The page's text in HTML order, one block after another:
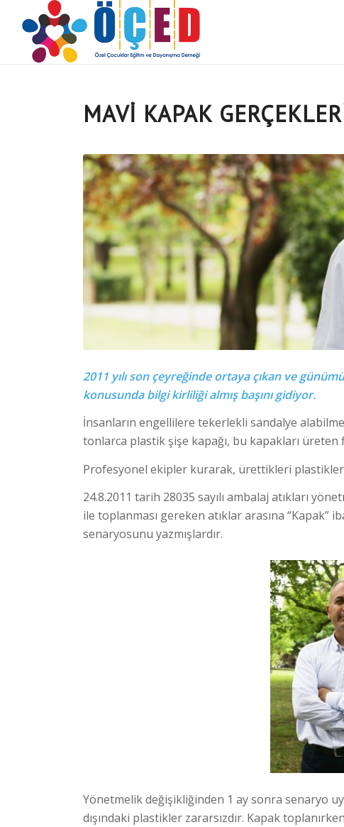
MAVİ KAPAK
2011 yılı son çeyreğinde ortaya çıkan ve
konusunda bilgi kirliliği almış başını gidiyor.
İnsanların engellilere tekerlekli sandalye
tonlarca plastik şişe kapağı, bu kapakları
Profesyonel ekipler kurarak, ürettikleri
24.8.2011 tarih 28035 sayılı ambalaj atıkları
ile toplanması gereken atıklar arasına
senaryosunu yazmışlardır.
Yönetmelik değişikliğinden 1 ay sonra senaryo
dışındaki plastikler zararsızdır. Kapak